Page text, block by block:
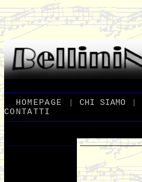
HOMEPAGE | CHI _SIAMO |
CONTATTI